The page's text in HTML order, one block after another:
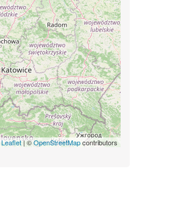
Leaflet| ©OpenStreetMapcontributors